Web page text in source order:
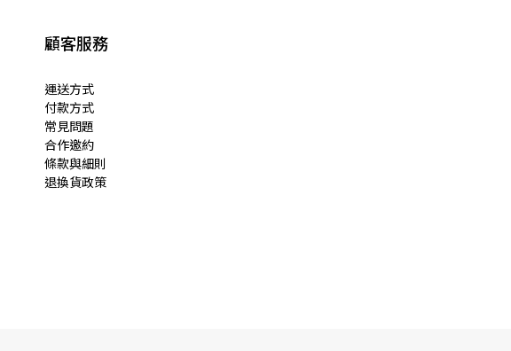
顧客服務
運送方式
付款方式
常見問題
合作邀約
條款與細則
退換貨政策